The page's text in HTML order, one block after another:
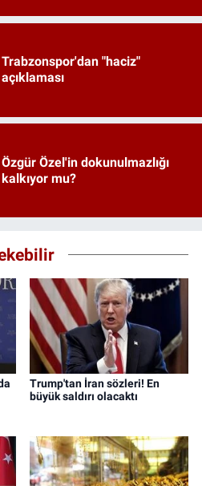
Trabzonspor'dan "haciz"
açıklaması
Özgür Özel'in dokunulmazlığı
kalkıyor mu?
Trump'tan İran sözleri! En
büyük saldırı olacaktı